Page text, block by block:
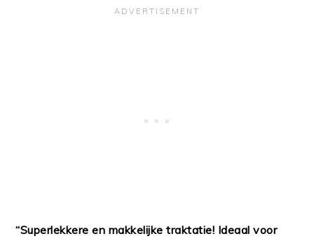
“Superlekkere en makkelijke traktatie! Ideaal voor